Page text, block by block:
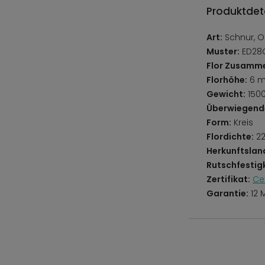
Art: Schnur,
Muster:
Flor
Florhöhe: 6
Gewicht:
Form: Kreis
Flordichte:
Zertifikat:
Garantie: 12